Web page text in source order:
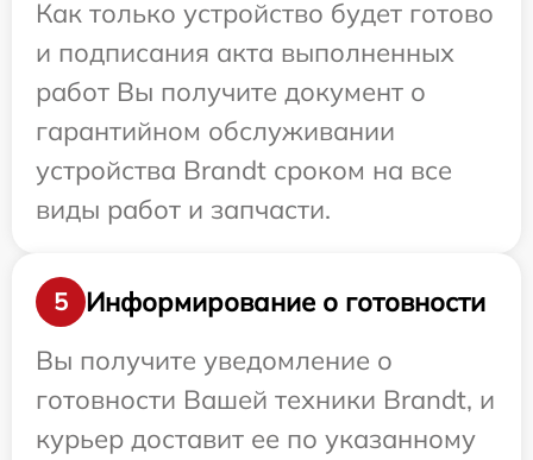
Как только устройство будет готово
и подписания акта выполненных
работ Вы получите документ о
гарантийном обслуживании
устройства Brandt сроком на все
виды работ и запчасти.
5
Информирование о готовности
Вы получите уведомление о
готовности Вашей техники Brandt, и
курьер доставит ее по указанному